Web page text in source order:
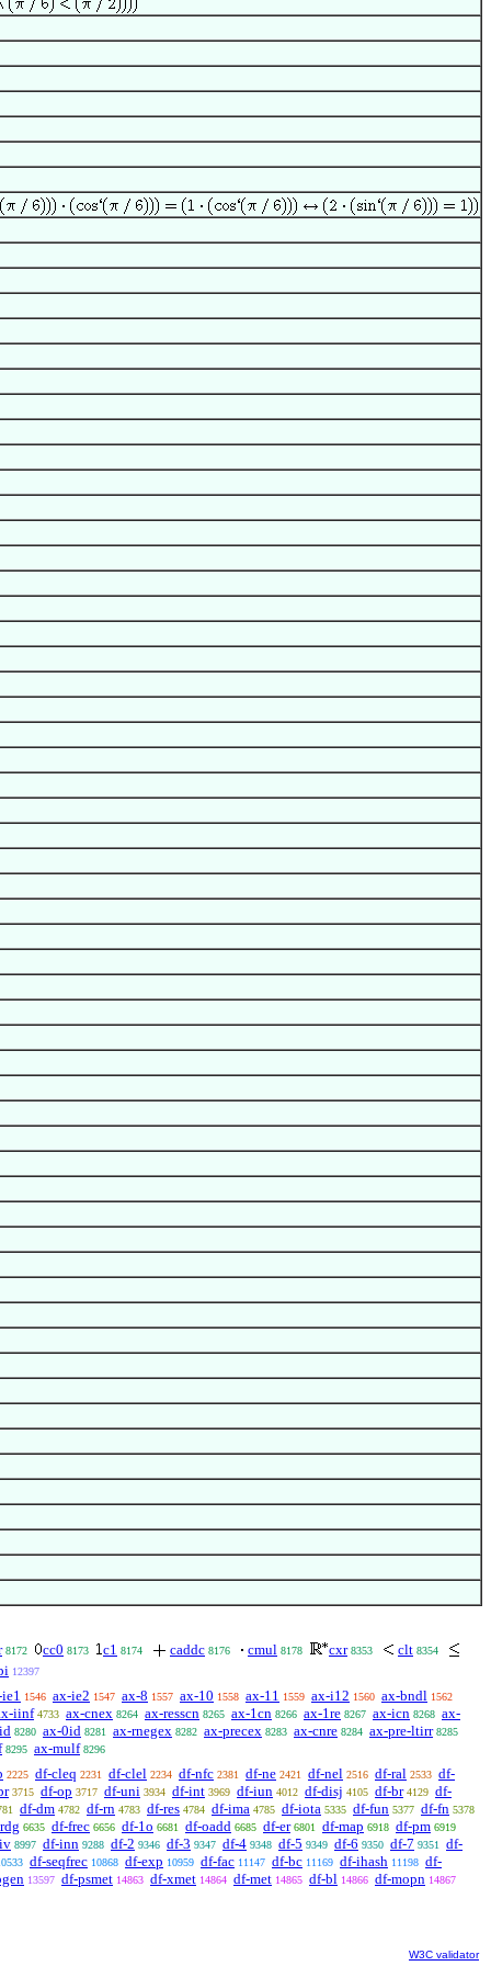
8172 cc0 8173 c1 8174 caddc 8176 cmul 8178 cxr 8353 clt 8354
12397
1546 ax-ie2 1547 ax-8 1557 ax-10 1558 ax-11 1559 ax-i12 1560 ax-bndl 1562
iinf 4733 ax-cnex 8264 ax-resscn 8265 ax-1cn 8266 ax-1re 8267 ax-icn 8268 ax-
8280 ax-0id 8281 ax-rnegex 8282 ax-precex 8283 ax-cnre 8284 ax-pre-ltirr 8285
8295 ax-mulf 8296
2225 df-cleq 2231 df-clel 2234 df-nfc 2381 df-ne 2421 df-nel 2516 df-ral 2533 df-
3715 df-op 3717 df-uni 3934 df-int 3969 df-iun 4012 df-disj 4105 df-br 4129 df-
df-dm 4782 df-rn 4783 df-res 4784 df-ima 4785 df-iota 5335 df-fun 5377 df-fn 5378
6635 df-frec 6656 df-1o 6681 df-oadd 6685 df-er 6801 df-map 6918 df-pm 6919
8997 df-inn 9288 df-2 9346 df-3 9347 df-4 9348 df-5 9349 df-6 9350 df-7 9351 df-
df-seqfrec 10868 df-exp 10959 df-fac 11147 df-bc 11169 df-ihash 11198 df-
13597 df-psmet 14863 df-xmet 14864 df-met 14865 df-bl 14866 df-mopn 14867
W3C validator